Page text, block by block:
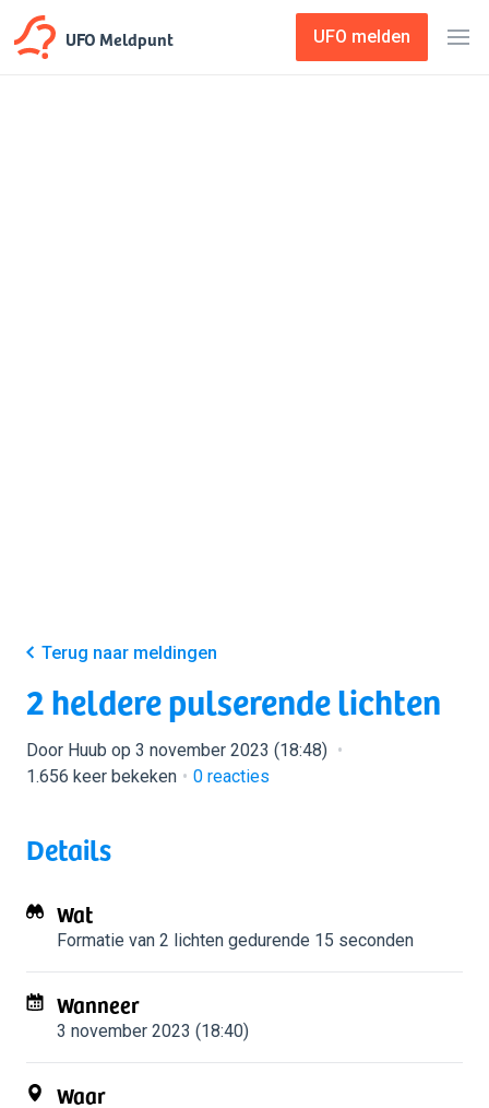
UFO Meldpunt UFO melden
Terug naar meldingen
2 heldere pulserende lichten
Door Huub op 3 november 2023 (18:48)
1.656 keer bekeken
0 reacties
Details
Wat
Formatie van 2 lichten gedurende 15 seconden
Wanneer
3 november 2023 (18:40)
Waar